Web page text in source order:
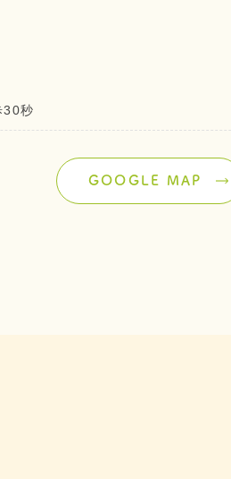
30秒
GOOGLE MAP